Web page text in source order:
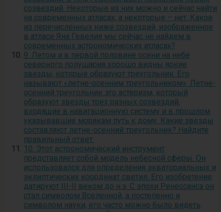
созвездий. Некоторые из них можно и сейчас найти
на современных атласах, а некоторые – нет. Какое
из перечисленных ниже созвездий, изображенное
в атласе Яна Гевелия мы сейчас не найдем в
современных астрономических атласах?
9. Летом и в первой половине осени на небе
северного полушария хорошо видны яркие
звезды, которые образуют треугольник. Его
называют «летне-осенним треугольником». Летне-
осенний треугольник это астеризм, который
образуют звезды трех разных созвездий,
входящие в навигационную систему и в прошлом
указывавшие морякам путь к дому. Какие звезды
составляют летне-осенний треугольник? Найдите
правильный ответ.
10. Этот астрономический инструмент
представляет собой модель небесной сферы. Он
использовался для определения экваториальных и
эклиптических координат светил. Его изобретение
датируют III-II веком до н.э. С эпохи Ренессанса он
стал символом Вселенной, а постепенно и
символом науки, его часто можно было видеть